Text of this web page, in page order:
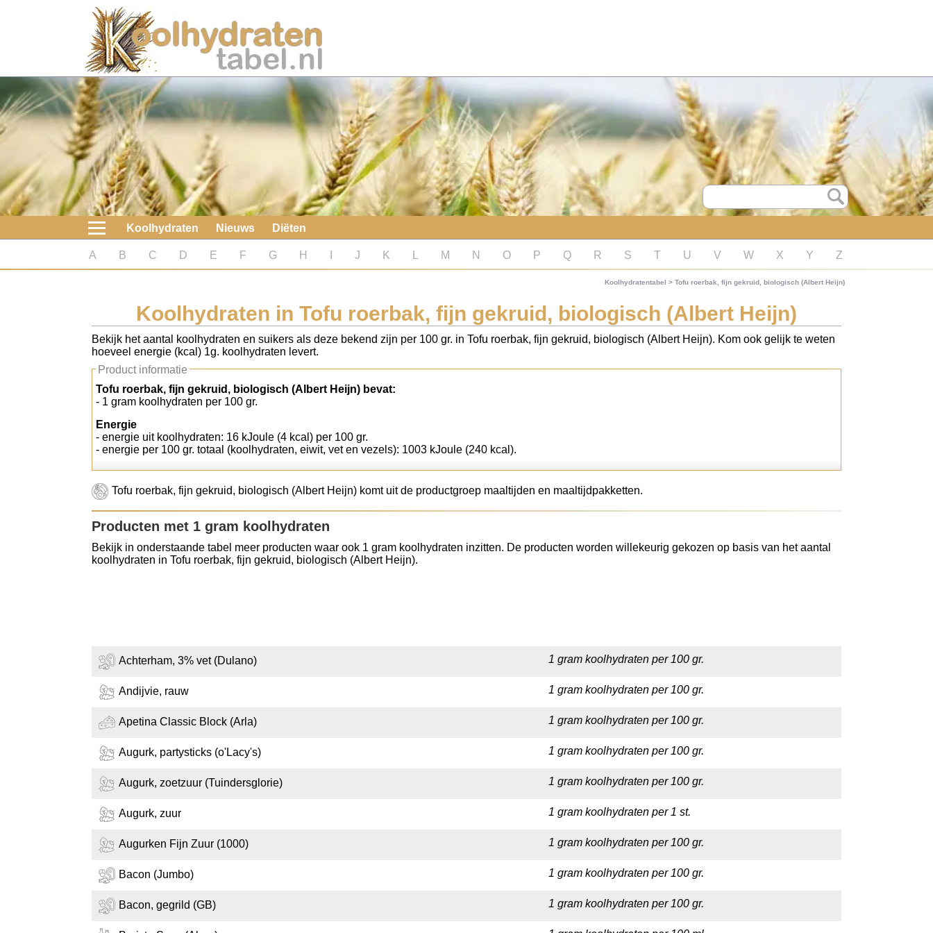
Koolhydraten
Nieuws
Koolhydraatarme diëten
Boeken
koolhydraatarme diëten
Diabetes test
Koolhydraten tellen
Koolhydraten Nieuws Diëten
A B C D E F G H J K M N O P Q R S T U V W X Y Z
Koolhydratentabel > Tofu roerbak, fijn gekruid, biologisch (Albert Heijn)
Koolhydraten in Tofu roerbak, fijn gekruid, biologisch (Albert Heijn)
Bekijk het aantal koolhydraten en suikers als deze bekend zijn per 100 gr. in Tofu roerbak, fijn gekruid, biologisch (Albert Heijn). Kom ook gelijk te weten
hoeveel energie (kcal) 1g. koolhydraten levert.
Product informatie
Tofu roerbak, fijn gekruid, biologisch (Albert Heijn) bevat:
- 1 gram koolhydraten per 100 gr.
Energie
- energie uit koolhydraten: 16 kJoule (4 kcal) per 100 gr.
- energie per 100 gr. totaal (koolhydraten, eiwit, vet en vezels): 1003 kJoule (240 kcal).
Tofu roerbak, fijn gekruid, biologisch (Albert Heijn) komt uit de productgroep maaltijden en maaltijdpakketten.
Producten met 1 gram koolhydraten
Bekijk in onderstaande tabel meer producten waar ook 1 gram koolhydraten inzitten. De producten worden willekeurig gekozen op basis van het aantal
koolhydraten in Tofu roerbak, fijn gekruid, biologisch (Albert Heijn).
Achterham, 3% vet (Dulano) 1 gram koolhydraten per 100 gr.
Andijvie, rauw 1 gram koolhydraten per 100 gr.
Apetina Classic Block (Arla) 1 gram koolhydraten per 100 gr.
Augurk, partysticks (o'Lacy's) 1 gram koolhydraten per 100 gr.
Augurk, zoetzuur (Tuindersglorie) 1 gram koolhydraten per 100 gr.
Augurk, zuur 1 gram koolhydraten per 1 st.
Augurken Fijn Zuur (1000) 1 gram koolhydraten per 100 gr.
Bacon (Jumbo) 1 gram koolhydraten per 100 gr.
Bacon, gegrild (GB) 1 gram koolhydraten per 100 gr.